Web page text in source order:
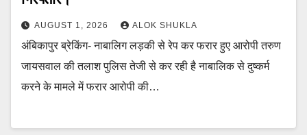
AUGUST 1, 2026 ALOK SHUKLA
अंबिकापुर ब्रेकिंग- नाबालिग लड़की से रेप कर फरार हुए आरोपी तरुण
जायसवाल की तलाश पुलिस तेजी से कर रही है नाबालिक से दुष्कर्म
करने के मामले में फरार आरोपी की…